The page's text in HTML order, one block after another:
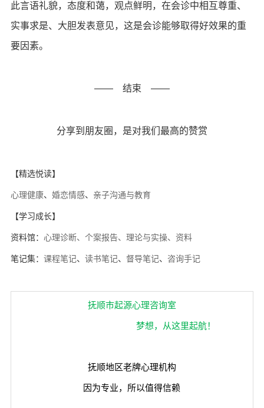
此言语礼貌，态度和蔼，观点鲜明，在会诊中相互尊重、
实事求是、大胆发表意见，这是会诊能够取得好效果的重
要因素。
—— 结束 ——
分享到朋友圈，是对我们最高的赞赏
【精选悦读】
心理健康、 婚恋情感、 亲子沟通与教育
【学习成长】
资料馆： 心理诊断、个案报告、理论与实操、资料
笔记集： 课程笔记、 读书笔记、 督导笔记、 咨询手记
抚顺市起源心理咨询室
梦想，从这里起航！
抚顺地区老牌心理机构
因为专业，所以值得信赖